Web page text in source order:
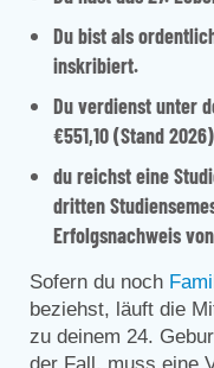
Du bist als
inskribiert.
Du verdienst unter
€551,10 (Stand
du reichst eine
dritten
Erfolgsnachweis von
Sofern du noch
beziehst, läuft die
zu deinem 24.